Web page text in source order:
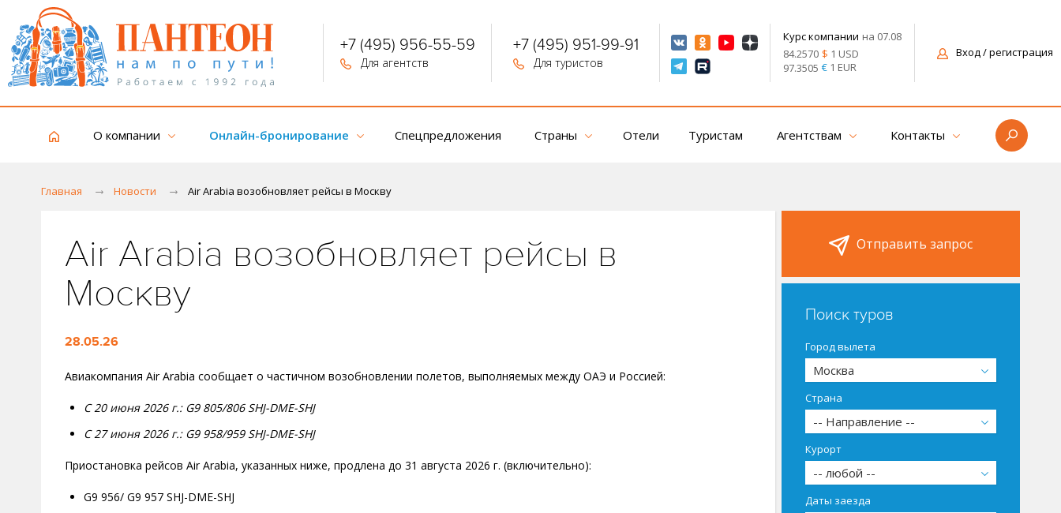
+7 (495) 956-55-59
Для агентств
+7 (495) 951-99-91
Для туристов
Курс компании на 07.08
84.2570 $ 1 USD
97.3505 €1 EUR
Вход/ регистрация
О компании Онлайн-бронирование Спецпредложения Страны Отели Туристам Агентствам Контакты
Главная Новости Air Arabia возобновляет рейсы в Москву
Air Arabia возобновляет рейсы в
Москву
28.05.26
Авиакомпания Air Arabia сообщает о частичном возобновлении полетов, выполняемых между ОАЭ и Россией:
С 20 июня 2026 г.: G9 805/806 SHJ-DME-SHJ
C 27 июня 2026 г.: G9 958/959 SHJ-DME-SHJ
Приостановка рейсов Air Arabia, указанных ниже, продлена до 31 августа 2026 г. (включительно):
G9 956/ G9 957 SHJ-DME-SHJ
Отправить запрос
Поиск туров
Город вылета
Москва
Страна
-- Направление --
Курорт
-- любой --
Даты заезда